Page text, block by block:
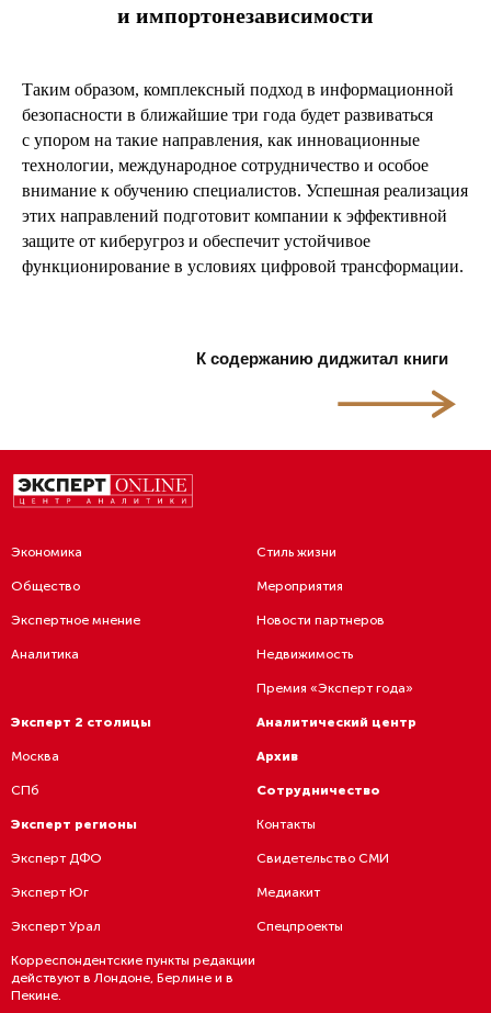
и импортонезависимости
Таким образом, комплексный подход в информационной
безопасности в ближайшие три года будет развиваться
с упором на такие направления, как инновационные
технологии, международное сотрудничество и особое
внимание к обучению специалистов. Успешная реализация
этих направлений подготовит компании к эффективной
защите от киберугроз и обеспечит устойчивое
функционирование в условиях цифровой трансформации.
К содержанию диджитал книги
Экономика
Общество
Экспертное мнение
Аналитика
Стиль жизни
Мероприятия
Новости партнеров
Недвижимость
Премия «Эксперт года»
Эксперт 2 столицы
Москва
СПб
Эксперт регионы
Эксперт ДФО
Эксперт Юг
Эксперт Урал
Корреспондентские пункты редакции
действуют в Лондоне, Берлине и в
Пекине.
Аналитический центр
Архив
Сотрудничество
Контакты
Свидетельство СМИ
Медиакит
Спецпроекты